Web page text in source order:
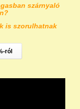
szárnyaló
is szorulhatnak
ról